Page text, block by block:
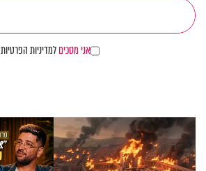
אני מסכיםלמדיניות הפרטיות